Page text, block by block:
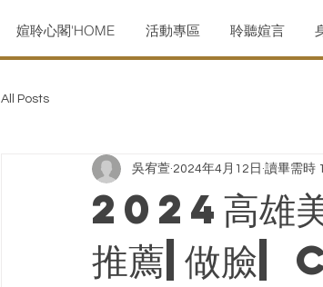
媗聆心閣'HOME 活動專區 聆聽媗言
All Posts
2024高雄
推薦|做
吳宥萱 2024年4月12日 讀畢需時